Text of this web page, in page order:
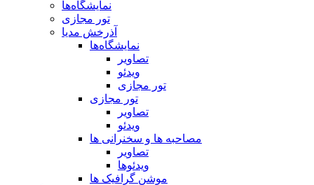
نمایشگاه‌ها
تور مجازی
آذرخش مدیا
نمایشگاه‌ها
تصاویر
ویدئو
تور مجازی
تور مجازی
تصاویر
ویدئو
مصاحبه ها و سخنرانی ها
تصاویر
ویدئوها
موشن گرافیک ها